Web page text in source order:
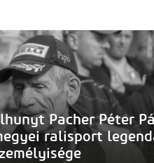
Pacher Péter
ralisport